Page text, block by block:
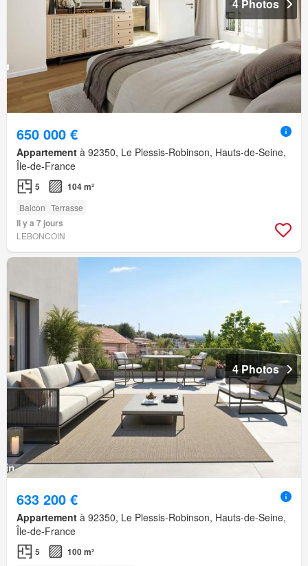
4 Photos
650 000 €
Appartement à 92350, Le Plessis-Robinson, Hauts-de-Seine,
Île-de-France
5 104 m²
Balcon Terrasse
Il y a 7 jours
LEBONCOIN
4 Photos
633 200 €
Appartement à 92350, Le Plessis-Robinson, Hauts-de-Seine,
Île-de-France
5 100 m²